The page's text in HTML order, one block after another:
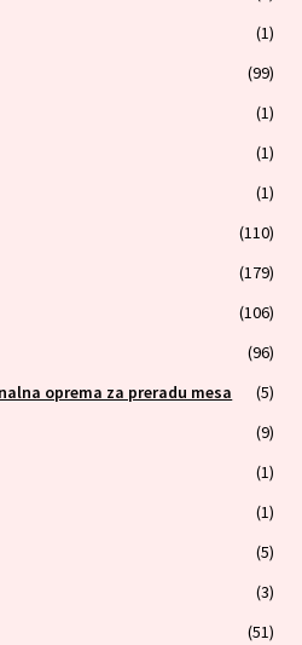
(1)
(99)
(1)
(1)
(1)
(110)
(179)
(106)
(96)
oprema za preradu mesa
(5)
(9)
(1)
(1)
(5)
(3)
(51)